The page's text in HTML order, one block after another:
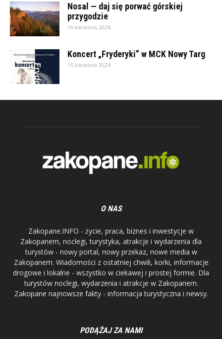
Nosal — daj się porwać górskiej
przygodzie
16 kwietnia 2024
Koncert „Fryderyki” w MCK Nowy Targ
15 kwietnia 2024
O NAS
Zakopane.INFO - życie, praca, biznes i inwestycje w
Zakopanem, noclegi, turystyka, atrakcje i wydarzenia dla
turystów - nowy portal, nowy przekaz, nowe media w
Zakopanem. Wiadomości z ostatniej chwili, korki, informacje
drogowe i lokalne - wszystko w ciekawej i prostej formie. Dla
turystów noclegi, wydarzenia i atrakcje w Zakopanem.
Zakopane najnowsze fakty - informacja turystyczna i newsy.
PODĄŻAJ ZA NAMI